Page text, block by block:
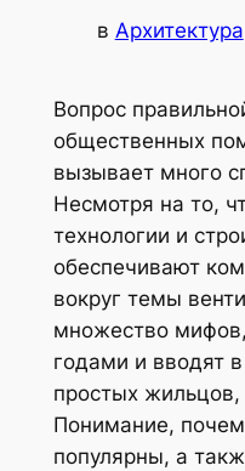
в Архитектура
Вопрос
общественных
вызывает много
Несмотря на то,
технологии и
обеспечивают
вокруг темы
множество
годами и вводят
простых жильцов,
Понимание,
популярны, а